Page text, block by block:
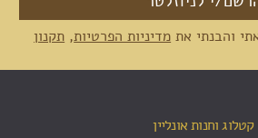
והבנתי את מדיניות הפרטיות, תקנון
קטלוג וחנות אונליין